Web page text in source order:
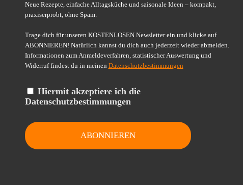
Neue Rezepte, einfache Alltagsküche und saisonale Ideen – kompakt,
praxiserprobt, ohne Spam.
Trage dich für unseren KOSTENLOSEN Newsletter ein und klicke auf
ABONNIEREN! Natürlich kannst du dich auch jederzeit wieder abmelden.
Informationen zum Anmeldeverfahren, statistischer Auswertung und
Widerruf findest du in meinen Datenschutzbestimmungen
Hiermit akzeptiere ich die
Datenschutzbestimmungen